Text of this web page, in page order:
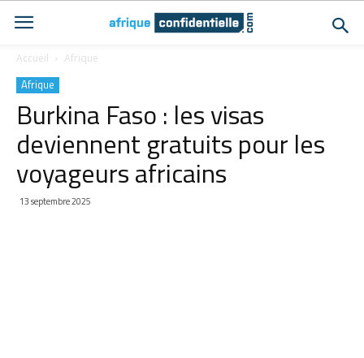
Accueil Afrique
Afrique
Burkina Faso : les visas
deviennent gratuits pour les
voyageurs africains
13 septembre 2025